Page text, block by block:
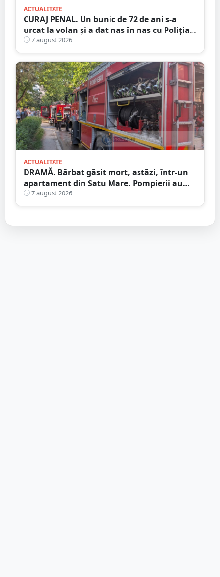
ACTUALITATE
CURAJ PENAL. Un bunic de 72 de ani s-a
urcat la volan și a dat nas în nas cu Poliția
Satu Mare
7 august 2026
ACTUALITATE
DRAMĂ. Bărbat găsit mort, astăzi, într-un
apartament din Satu Mare. Pompierii au
spart ușa
7 august 2026